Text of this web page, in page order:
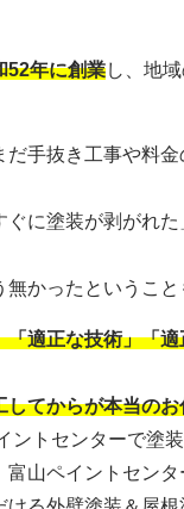
52年に創業し、地
手抜き工事や料金
ぐに塗装が剥がれ
かったということ
「適正な技術」「
してからが本当の
ントセンターで塗装
山ペイントセン